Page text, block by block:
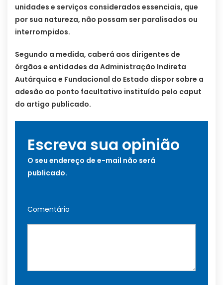
unidades e serviços considerados essenciais, que
por sua natureza, não possam ser paralisados ou
interrompidos.
Segundo a medida, caberá aos dirigentes de
órgãos e entidades da Administração Indireta
Autárquica e Fundacional do Estado dispor sobre a
adesão ao ponto facultativo instituído pelo caput
do artigo publicado.
Escreva sua opinião
O seu endereço de e-mail não será
publicado.
Comentário